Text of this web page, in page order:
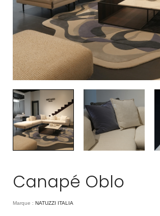
Canapé Oblo
Marque : NATUZZI ITALIA